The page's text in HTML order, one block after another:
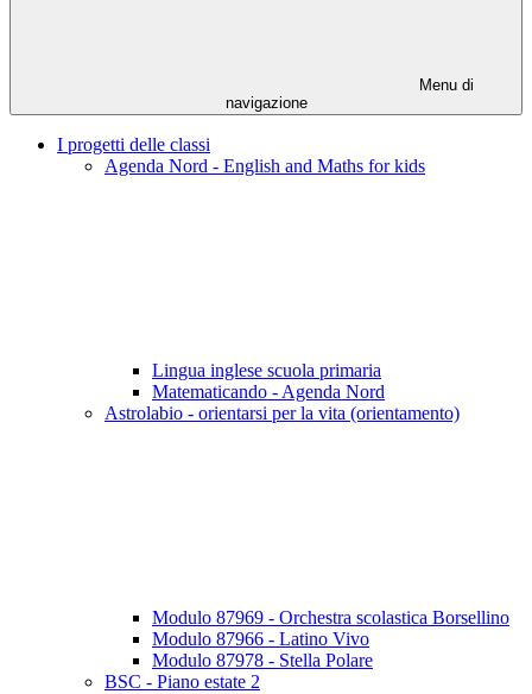
Menu di
navigazione
I progetti delle classi
Agenda Nord - English and Maths for kids
Lingua inglese scuola primaria
Matematicando - Agenda Nord
Astrolabio - orientarsi per la vita (orientamento)
Modulo 87969 - Orchestra scolastica Borsellino
Modulo 87966 - Latino Vivo
Modulo 87978 - Stella Polare
BSC - Piano estate 2